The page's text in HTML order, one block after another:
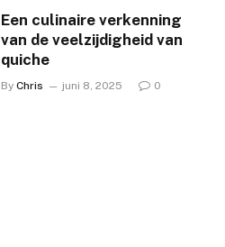
Een culinaire verkenning
van de veelzijdigheid van
quiche
By Chris juni 8, 2025 0